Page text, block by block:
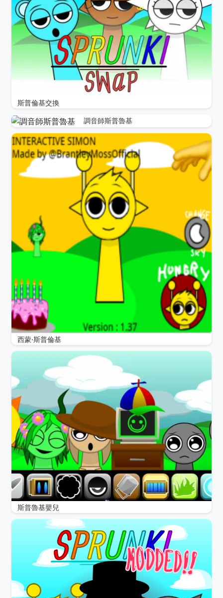
斯普倫基交換
調音師斯普魯基
西蒙·斯普倫基
斯普魯基嬰兒